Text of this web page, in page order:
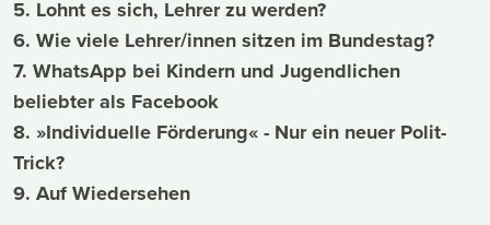
5. Lohnt es sich, Lehrer zu werden?
6. Wie viele Lehrer/innen sitzen im Bundestag?
7. WhatsApp bei Kindern und Jugendlichen
beliebter als Facebook
8. »Individuelle Förderung« - Nur ein neuer Polit-
Trick?
9. Auf Wiedersehen